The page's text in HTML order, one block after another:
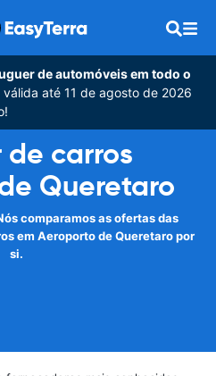
de automóveis em todo o
válida até 11 de agosto de 2026
de carros
Queretaro
comparamos as ofertas das
em Aeroporto de Queretaro por
si.